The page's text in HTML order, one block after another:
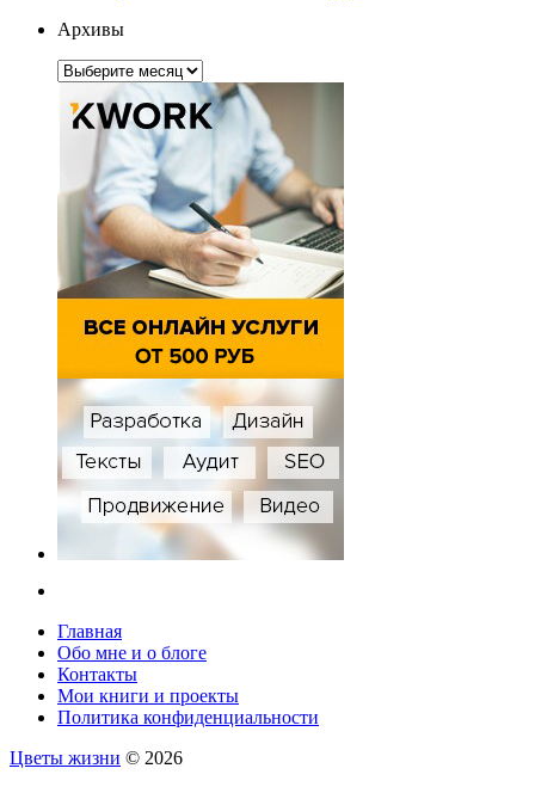
Архивы
Архивы
Главная
Обо мне и о блоге
Контакты
Мои книги и проекты
Политика конфиденциальности
Цветы жизни © 2026